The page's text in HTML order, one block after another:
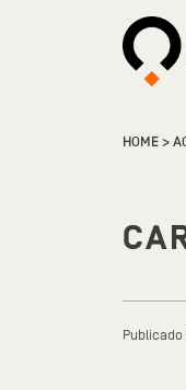
HOME>
Publicado